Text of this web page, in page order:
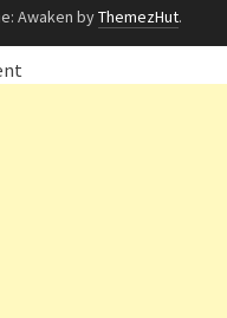
Awaken byThemezHut.